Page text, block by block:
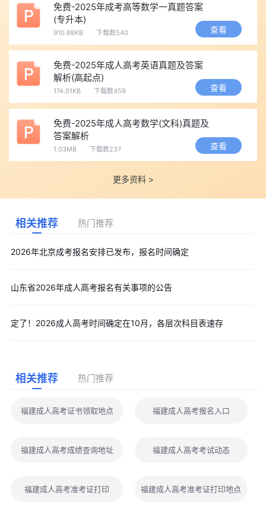
免费-2025年成考高等数学一真题答案
(专升本)
910.88KB 下载数540 查看
免费-2025年成人高考英语真题及答案
解析(高起点)
174.01KB 下载数459 查看
免费-2025年成人高考数学(文科)真题及
答案解析
1.03MB 下载数237 查看
更多资料 >
相关推荐 热门推荐
2026年北京成考报名安排已发布，报名时间确定
山东省2026年成人高考报名有关事项的公告
定了！2026成人高考时间确定在10月，各层次科目表速存
相关推荐 热门推荐
福建成人高考证书领取地点 福建成人高考报名入口
福建成人高考成绩查询地址 福建成人高考考试动态
福建成人高考准考证打印 福建成人高考准考证打印地点